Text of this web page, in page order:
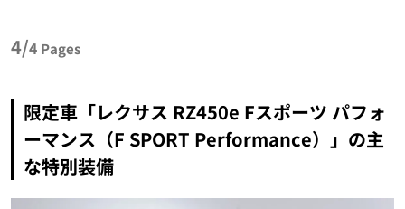
4/4 Pages
限定車「レクサス RZ450e Fスポーツ パフォ
ーマンス（F SPORT Performance）」の主
な特別装備